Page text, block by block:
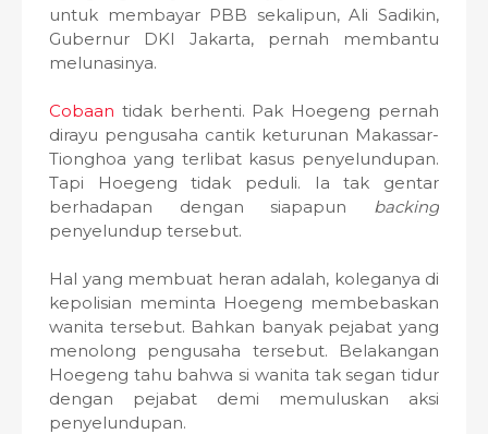
untuk membayar PBB sekalipun, Ali Sadikin,
Gubernur DKI Jakarta, pernah membantu
melunasinya.
Cobaan tidak berhenti. Pak Hoegeng pernah
dirayu pengusaha cantik keturunan Makassar-
Tionghoa yang terlibat kasus penyelundupan.
Tapi Hoegeng tidak peduli. Ia tak gentar
berhadapan dengan siapapun backing
penyelundup tersebut.
Hal yang membuat heran adalah, koleganya di
kepolisian meminta Hoegeng membebaskan
wanita tersebut. Bahkan banyak pejabat yang
menolong pengusaha tersebut. Belakangan
Hoegeng tahu bahwa si wanita tak segan tidur
dengan pejabat demi memuluskan aksi
penyelundupan.